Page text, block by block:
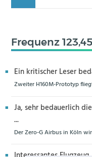
Frequenz 123,45
Ein kritischer Leser
Zweiter H160M-Prototyp
Ja, sehr bedauerlich
...
Der Zero-G Airbus in Köln